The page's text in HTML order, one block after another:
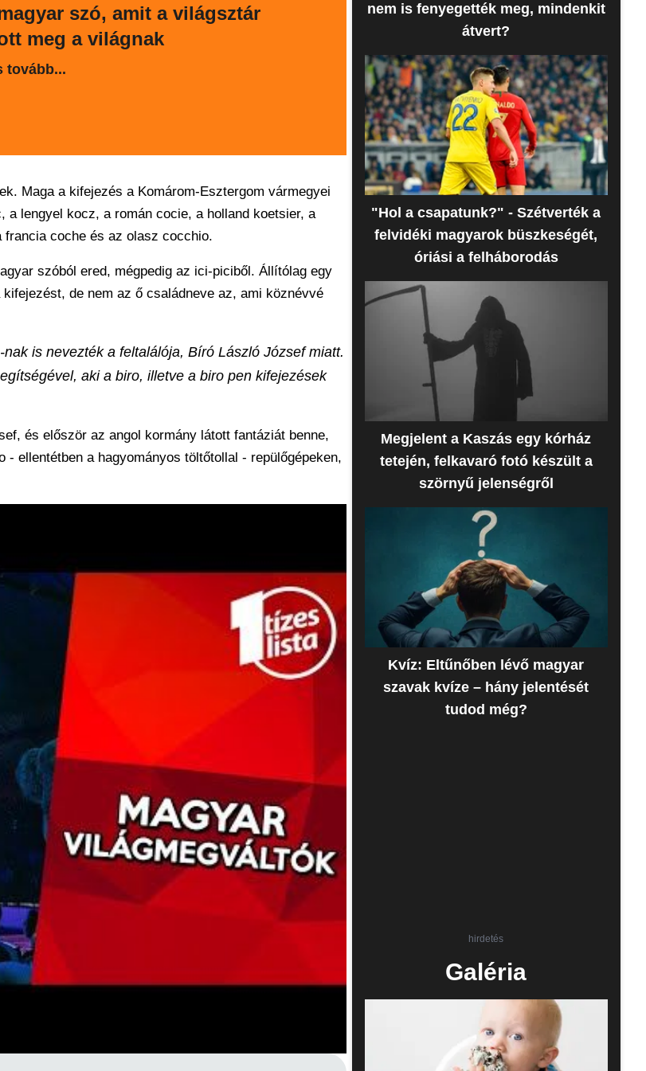
szó, amit a világsztár
meg a világnak
tovább...
Maga a kifejezés a Komárom-Esztergom vármegyei
lengyel kocz, a román cocie, a holland koetsier, a
coche és az olasz cocchio.
szóból ered, mégpedig az ici-piciből. Állítólag egy
de nem az ő családneve az, ami köznévvé
is nevezték a feltalálója, Bíró László József miatt.
aki a biro, illetve a biro pen kifejezések
és először az angol kormány látott fantáziát benne,
ellentétben a hagyományos töltőtollal - repülőgépeken,
nem is fenyegették meg, mindenkit
átvert?
"Hol a csapatunk?" - Szétverték a
felvidéki magyarok büszkeségét,
óriási a felháborodás
Megjelent a Kaszás egy kórház
tetején, felkavaró fotó készült a
szörnyű jelenségről
Kvíz: Eltűnőben lévő magyar
szavak kvíze – hány jelentését
tudod még?
hirdetés
Galéria